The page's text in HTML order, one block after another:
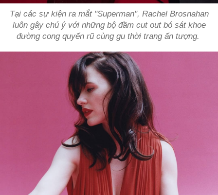
Tại các sự kiện ra mắt "Superman", Rachel Brosnahan
luôn gây chú ý với những bộ đầm cut out bó sát khoe
đường cong quyến rũ cùng gu thời trang ấn tượng.